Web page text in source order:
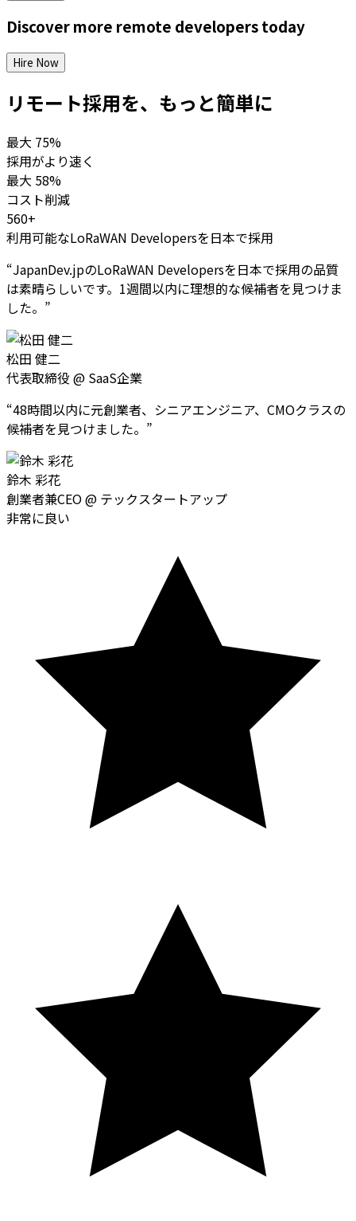
Discover more remote developerstoday
Hire Now
リモート採用を、もっと簡単に
最大 75%
採用がより速く
最大 58%
コスト削減
560+
利用可能なLoRaWAN Developersを日本で採用
“JapanDev.jpのLoRaWAN Developersを日本で採用の品質
は素晴らしいです。1週間以内に理想的な候補者を見つけま
した。 ”
松田 健二
代表取締役 @ SaaS企業
“48時間以内に元創業者、シニアエンジニア、CMOクラスの
候補者を見つけました。 ”
鈴木 彩花
創業者兼CEO@ テックスタートアップ
非常に良い